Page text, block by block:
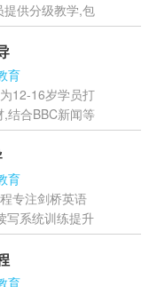
供分级教学,包
提升听说读写
方教材,专业师
...[详情]
育
12-16岁学员打
结合BBC新闻等
、高频模考和
说读写能力。
情]
育
专注剑桥英语
写系统训练提升
层教学、真题实
生活化场景教
...
育